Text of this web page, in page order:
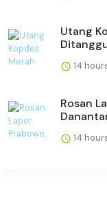
Utang
14
Rosan
14